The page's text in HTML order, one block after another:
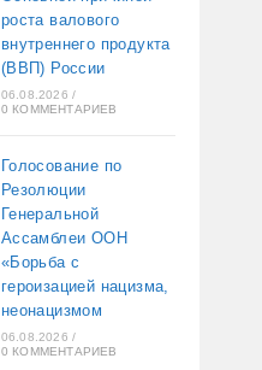
роста валового
внутреннего продукта
(ВВП) России
06.08.2026 /
0 КОММЕНТАРИЕВ
Голосование по
Резолюции
Генеральной
Ассамблеи ООН
«Борьба с
героизацией нацизма,
неонацизмом
06.08.2026 /
0 КОММЕНТАРИЕВ